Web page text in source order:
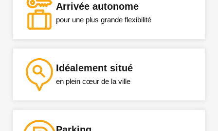
Arrivée autonome
pour une plus grande flexibilité
Idéalement situé​
en plein cœur de la ville